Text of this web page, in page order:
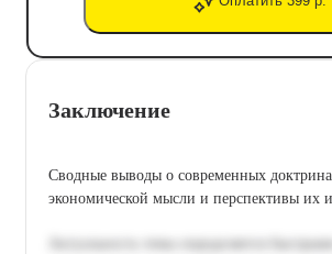
Заключение
Сводные выводы о современных
экономической мысли и перспективы их